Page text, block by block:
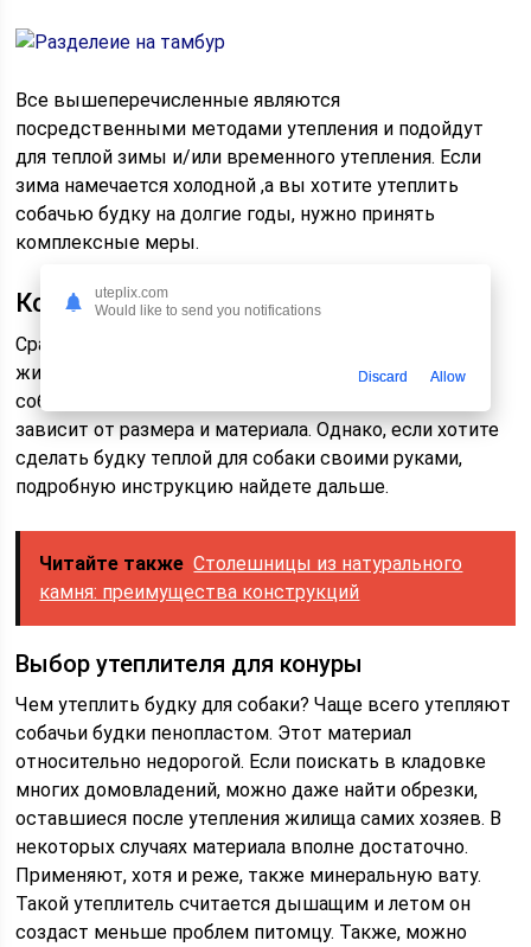
Все вышеперечисленные являются
посредственными методами утепления и подойдут
для теплой зимы и/или временного утепления. Если
зима намечается холодной ,а вы хотите утеплить
собачью будку на долгие годы, нужно принять
комплексные меры.
Комплексная теплоизоляция
Сразу стоит оговориться, что можно приобрести
жилище для собаки. Такая утепленная будка для
собаки будет стоить от 5 до 30 тысяч рублей. Цена
зависит от размера и материала. Однако, если хотите
сделать будку теплой для собаки своими руками,
подробную инструкцию найдете дальше.
Читайте также Столешницы из натурального
камня: преимущества конструкций
Выбор утеплителя для конуры
Чем утеплить будку для собаки? Чаще всего утепляют
собачьи будки пенопластом. Этот материал
относительно недорогой. Если поискать в кладовке
многих домовладений, можно даже найти обрезки,
оставшиеся после утепления жилища самих хозяев. В
некоторых случаях материала вполне достаточно.
Применяют, хотя и реже, также минеральную вату.
Такой утеплитель считается дышащим и летом он
создаст меньше проблем питомцу. Также, можно
uteplix.com
Would like to send you notifications
Discard Allow